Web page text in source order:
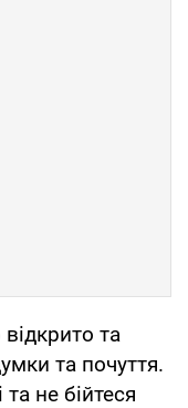
та
та почуття.
та не бійтеся